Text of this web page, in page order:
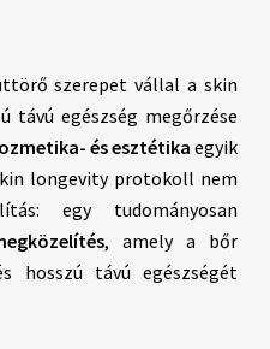
szerepet vállal a skin
távú egészség megőrzése
és esztétikaegyik
longevity protokoll nem
egy tudományosan
, amely a bőr
hosszú távú egészségét